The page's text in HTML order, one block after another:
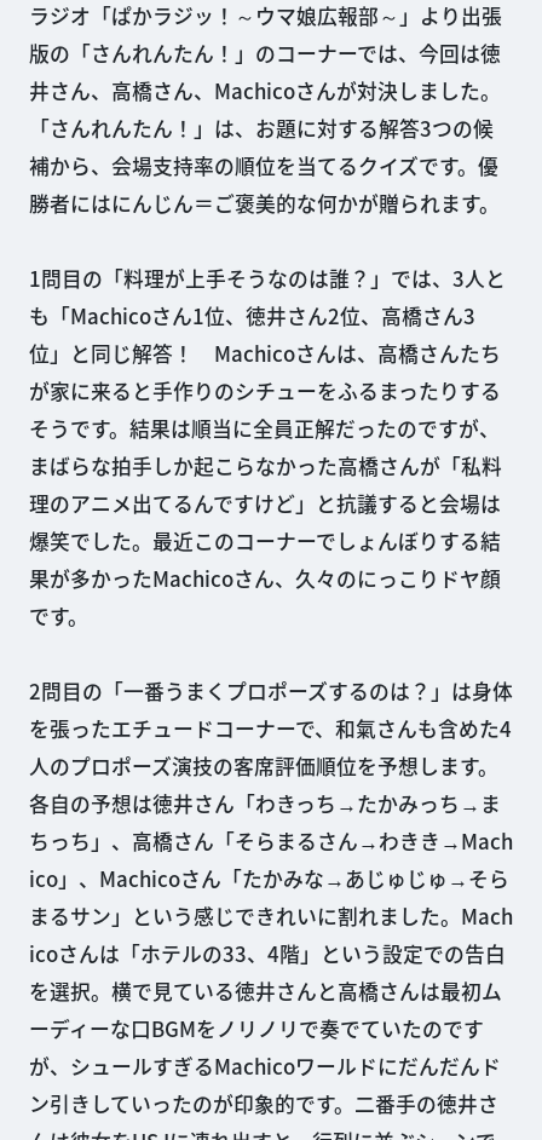
ラジオ「ぱかラジッ！～ウマ娘広報部～」より出張
版の「さんれんたん！」のコーナーでは、今回は徳
井さん、高橋さん、Machicoさんが対決しました。
「さんれんたん！」は、お題に対する解答3つの候
補から、会場支持率の順位を当てるクイズです。優
勝者にはにんじん＝ご褒美的な何かが贈られます。
1問目の「料理が上手そうなのは誰？」では、3人と
も「Machicoさん1位、徳井さん2位、高橋さん3
位」と同じ解答！ Machicoさんは、高橋さんたち
が家に来ると手作りのシチューをふるまったりする
そうです。結果は順当に全員正解だったのですが、
まばらな拍手しか起こらなかった高橋さんが「私料
理のアニメ出てるんですけど」と抗議すると会場は
爆笑でした。最近このコーナーでしょんぼりする結
果が多かったMachicoさん、久々のにっこりドヤ顔
です。
2問目の「一番うまくプロポーズするのは？」は身体
を張ったエチュードコーナーで、和氣さんも含めた4
人のプロポーズ演技の客席評価順位を予想します。
各自の予想は徳井さん「わきっち→たかみっち→ま
ちっち」、高橋さん「そらまるさん→わきき→Mach
ico」、Machicoさん「たかみな→あじゅじゅ→そら
まるサン」という感じできれいに割れました。Mach
icoさんは「ホテルの33、4階」という設定での告白
を選択。横で見ている徳井さんと高橋さんは最初ム
ーディーな口BGMをノリノリで奏でていたのです
が、シュールすぎるMachicoワールドにだんだんド
ン引きしていったのが印象的です。二番手の徳井さ